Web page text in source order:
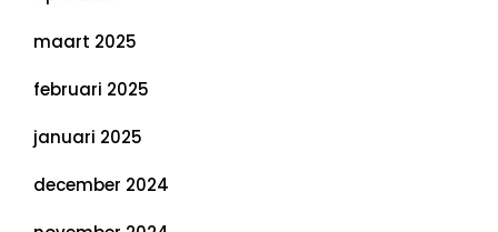
maart 2025
februari 2025
januari 2025
december 2024